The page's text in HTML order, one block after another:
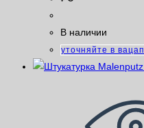
В наличии
уточняйте в вацап